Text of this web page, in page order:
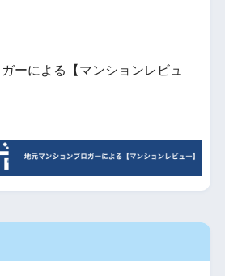
ーによる【マンションレビュ